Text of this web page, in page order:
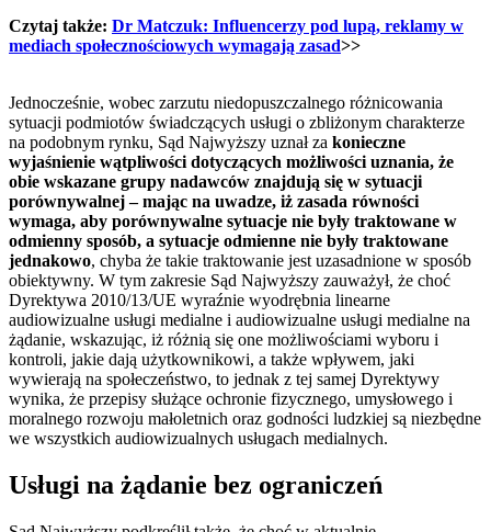
Czytaj także: Dr Matczuk: Influencerzy pod lupą, reklamy w
mediach społecznościowych wymagają zasad>>
Jednocześnie, wobec zarzutu niedopuszczalnego różnicowania
sytuacji podmiotów świadczących usługi o zbliżonym charakterze
na podobnym rynku, Sąd Najwyższy uznał za konieczne
wyjaśnienie wątpliwości dotyczących możliwości uznania, że
obie wskazane grupy nadawców znajdują się w sytuacji
porównywalnej – mając na uwadze, iż zasada równości
wymaga, aby porównywalne sytuacje nie były traktowane w
odmienny sposób, a sytuacje odmienne nie były traktowane
jednakowo, chyba że takie traktowanie jest uzasadnione w sposób
obiektywny. W tym zakresie Sąd Najwyższy zauważył, że choć
Dyrektywa 2010/13/UE wyraźnie wyodrębnia linearne
audiowizualne usługi medialne i audiowizualne usługi medialne na
żądanie, wskazując, iż różnią się one możliwościami wyboru i
kontroli, jakie dają użytkownikowi, a także wpływem, jaki
wywierają na społeczeństwo, to jednak z tej samej Dyrektywy
wynika, że przepisy służące ochronie fizycznego, umysłowego i
moralnego rozwoju małoletnich oraz godności ludzkiej są niezbędne
we wszystkich audiowizualnych usługach medialnych.
Usługi na żądanie bez ograniczeń